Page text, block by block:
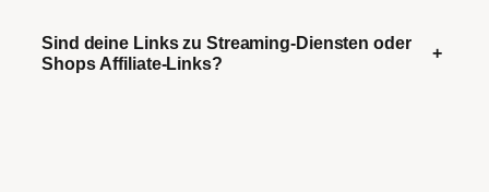
Sind deine Links zu Streaming-Diensten oder
Shops Affiliate-Links?
+